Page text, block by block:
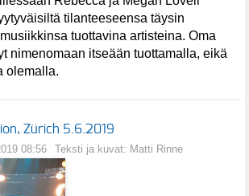
tilanteeseensa täysin
tuottavina artisteina. Oma
nimenomaan itseään tuottamalla, eikä
olemalla.
Zürich 5.6.2019
08:56 Teksti ja kuvat: Matti Rinne